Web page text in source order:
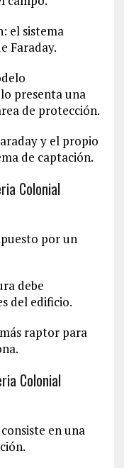
el sistema
Faraday.
presenta una
de protección.
y el propio
de captación.
Colonial
por un
debe
del edificio.
raptor para
Colonial
en una